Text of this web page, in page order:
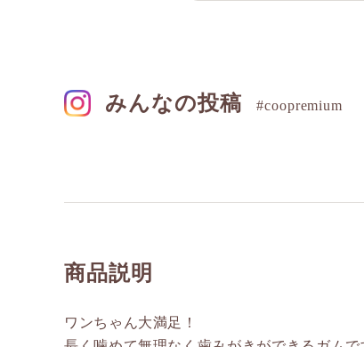
みんなの投稿 #coopremium
商品説明
ワンちゃん大満足！